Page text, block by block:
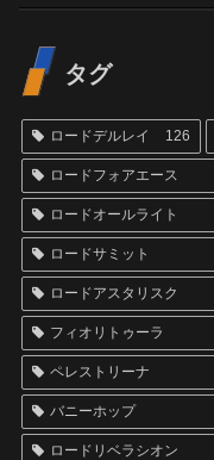
タグ
ロードデルレイ 126
ロードフォアエース
ロードオールライト
ロードサミット
ロードアスタリスク
フィオリトゥーラ
ペレストリーナ
バニーホップ
ロードリベラシオン